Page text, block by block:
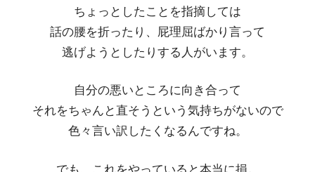
ちょっとしたことを指摘しては
話の腰を折ったり、屁理屈ばかり言って
逃げようとしたりする人がいます。
自分の悪いところに向き合って
それをちゃんと直そうという気持ちがないので
色々言い訳したくなるんですね。